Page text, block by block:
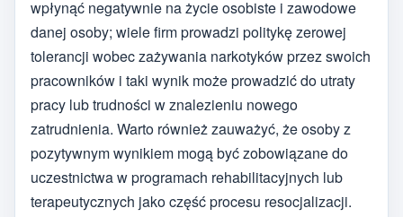
wpłynąć negatywnie na życie osobiste i zawodowe
danej osoby; wiele firm prowadzi politykę zerowej
tolerancji wobec zażywania narkotyków przez swoich
pracowników i taki wynik może prowadzić do utraty
pracy lub trudności w znalezieniu nowego
zatrudnienia. Warto również zauważyć, że osoby z
pozytywnym wynikiem mogą być zobowiązane do
uczestnictwa w programach rehabilitacyjnych lub
terapeutycznych jako część procesu resocjalizacji.